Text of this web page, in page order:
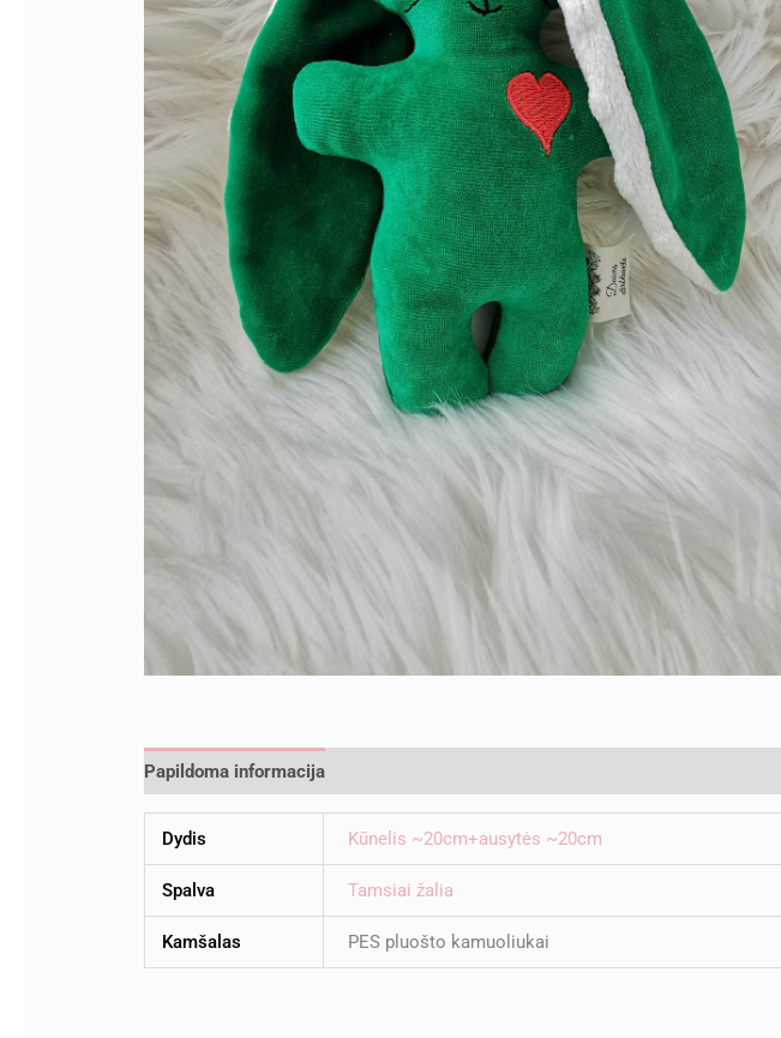
Papildoma informacija
Dydis Kūnelis ~20cm+ausytės ~20cm
Spalva Tamsiai žalia
Kamšalas PES pluošto kamuoliukai